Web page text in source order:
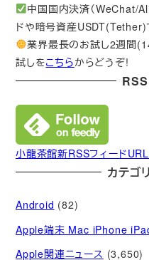
中国国内決済（WeChat/
ドや暗号資産
業界最長のお試し2週間
試しをこちらからどうぞ!
RSS
小龍茶館新RSSフィード
カテゴ
Android (82)
Apple端末 Mac iPhone
Apple関連ニュース (3,650)